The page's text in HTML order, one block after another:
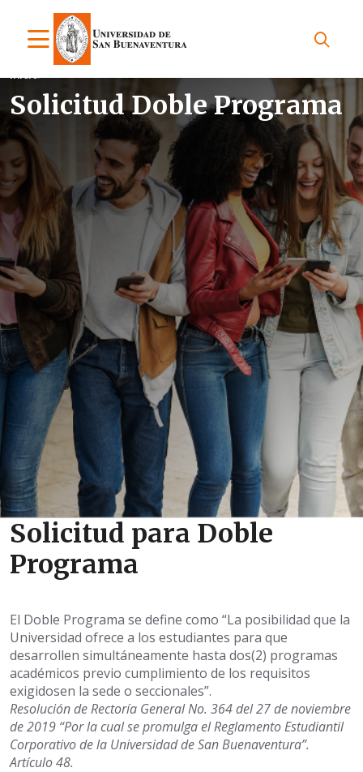
Inicio
Solicitud Doble Programa
Solicitud para Doble
Programa
El Doble Programa se define como “La posibilidad que la
Universidad ofrece a los estudiantes para que
desarrollen simultáneamente hasta dos(2) programas
académicos previo cumplimiento de los requisitos
exigidosen la sede o seccionales”.
Resolución de Rectoría General No. 364 del 27 de noviembre
de 2019 “Por la cual se promulga el Reglamento Estudiantil
Corporativo de la Universidad de San Buenaventura”.
Artículo 48.